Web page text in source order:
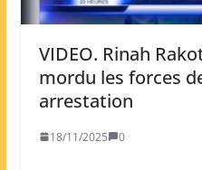
VIDEO. Rinah
mordu les forces
arrestation
18/11/2025 0